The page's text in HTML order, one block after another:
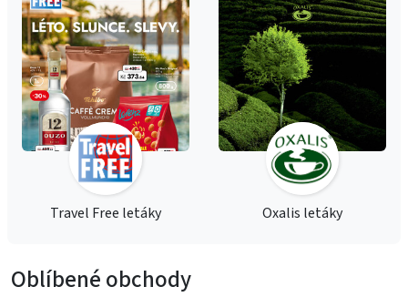
Travel Free letáky Oxalis letáky
Oblíbené obchody